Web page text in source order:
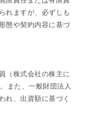
れますが、必ずしも
態や契約内容に基づ
（株式会社の株主に
また、一般財団法人
れ、出資額に基づく